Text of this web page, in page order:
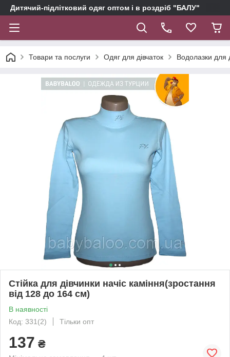
Дитячий-підлітковий одяг оптом і в роздріб "БАЛУ"
Товари та послуги Одяг для дівчаток Водолазки для
Стійка для дівчинки начіс каміння(зростання
від 128 до 164 см)
В наявності
Код: 331(2)
Тільки опт
137 ₴